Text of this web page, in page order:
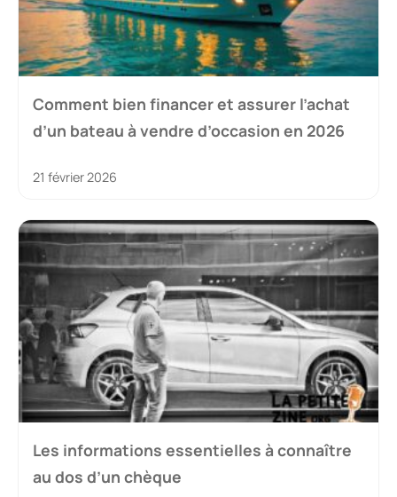
Comment bien financer et assurer l’achat
d’un bateau à vendre d’occasion en 2026
21 février 2026
Les informations essentielles à connaître
au dos d’un chèque